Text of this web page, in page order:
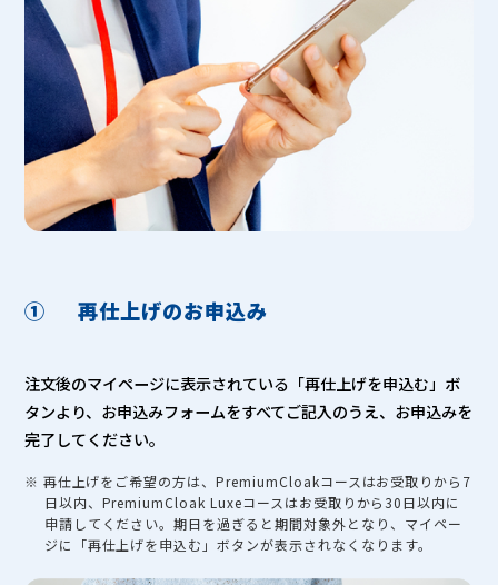
① 再仕上げのお申込み
注文後のマイページに表示されている「再仕上げを申込む」ボ
タンより、お申込みフォームをすべてご記入のうえ、お申込みを
完了してください。
※ 再仕上げをご希望の方は、PremiumCloakコースはお受取りから7
日以内、PremiumCloak Luxeコースはお受取りから30日以内に
申請してください。期日を過ぎると期間対象外となり、マイペー
ジに「再仕上げを申込む」ボタンが表示されなくなります。